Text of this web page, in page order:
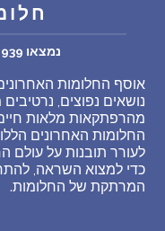
נמצאו 2,939 חלומות המכילים סבא
אוסף החלומות
נושאים נפוצים,
מהרפתקאות מלאות
החלומות האחרונים
לעורר תובנות על עולם
כדי למצוא השראה,
המרתקת של החלומות.